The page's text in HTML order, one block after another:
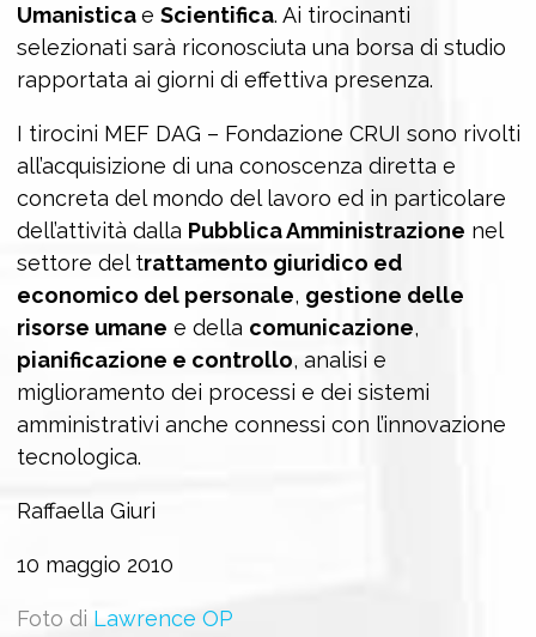
Umanisticae Scientifica. Ai tirocinanti
selezionati sarà riconosciuta una borsa di studio
rapportata ai giorni di effettiva presenza.
I tirocini MEF DAG – Fondazione CRUI sono rivolti
all’acquisizione di una conoscenza diretta e
concreta del mondo del lavoro ed in particolare
dell’attività dalla Pubblica Amministrazione nel
settore del trattamento giuridico ed
economico del personale, gestione delle
risorse umane e della comunicazione,
pianificazione e controllo, analisi e
miglioramento dei processi e dei sistemi
amministrativi anche connessi con l’innovazione
tecnologica.
Raffaella Giuri
10 maggio 2010
Foto di Lawrence OP